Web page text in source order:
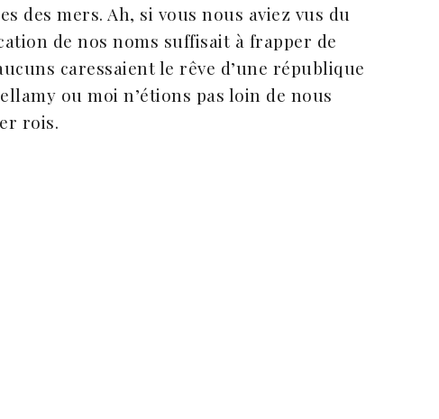
des mers. Ah, si vous nous aviez vus du
de nos noms suffisait à frapper de
caressaient le rêve d’une république
ou moi n’étions pas loin de nous
rois.